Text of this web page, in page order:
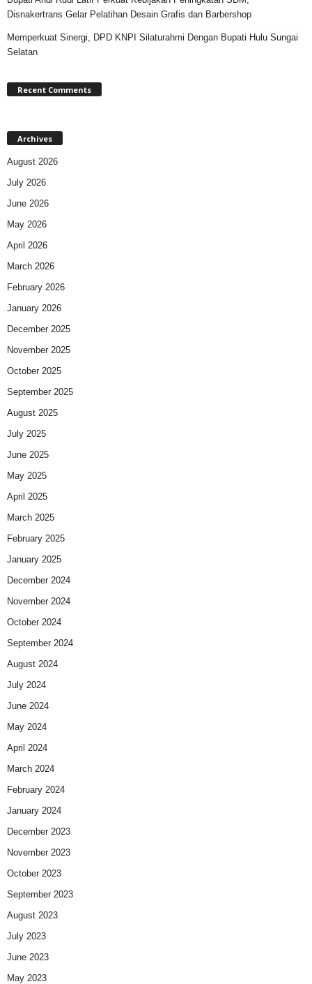
Disnakertrans Gelar Pelatihan Desain Grafis dan Barbershop
Memperkuat Sinergi, DPD KNPI Silaturahmi Dengan Bupati Hulu Sungai
Selatan
Recent Comments
Archives
August 2026
July 2026
June 2026
May 2026
April 2026
March 2026
February 2026
January 2026
December 2025
November 2025
October 2025
September 2025
August 2025
July 2025
June 2025
May 2025
April 2025
March 2025
February 2025
January 2025
December 2024
November 2024
October 2024
September 2024
August 2024
July 2024
June 2024
May 2024
April 2024
March 2024
February 2024
January 2024
December 2023
November 2023
October 2023
September 2023
August 2023
July 2023
June 2023
May 2023